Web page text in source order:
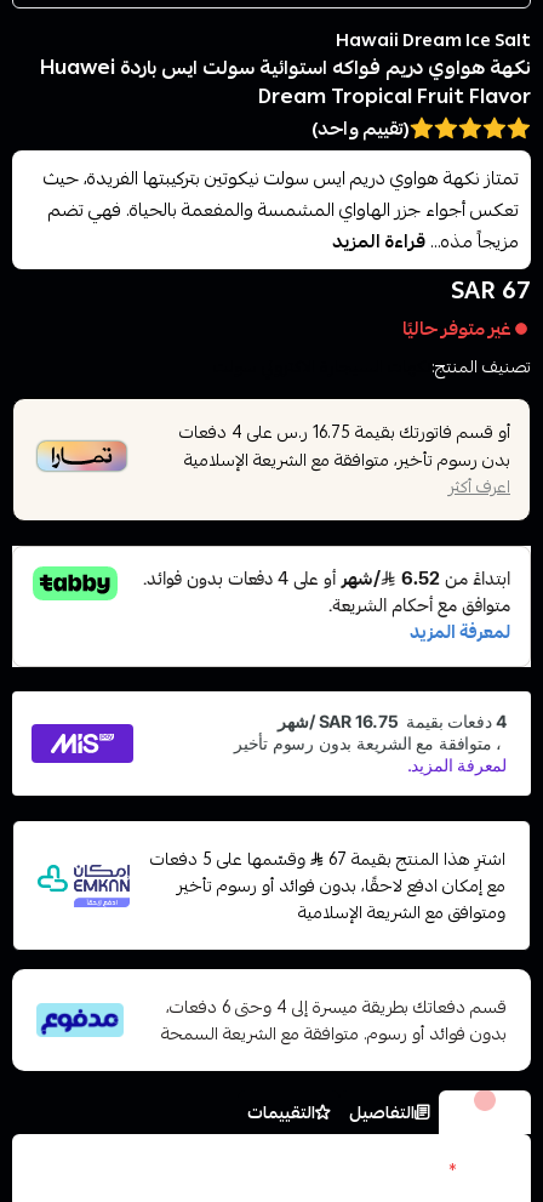
Hawaii Dream Ice Salt
نكهة هواوي دريم فواكه استوائية سولت ايس باردة Huawei
Dream Tropical Fruit Flavor
(تقييم واحد)
تمتاز نكهة هواوي دريم ايس سولت نيكوتين بتركيبتها الفريدة، حيث
تعكس أجواء جزر الهاواي المشمسة والمفعمة بالحياة. فهي تضم
مزيجاً مذه...قراءة المزيد
67 SAR
غير متوفر حاليًا
تصنيف المنتج:
أو قسم فاتورتك بقيمة 16.75 ر.س على4 دفعات
بدون رسوم تأخير، متوافقة مع الشريعة الإسلامية
اعرف أكثر
اشترِ هذا المنتج بقيمة 67
وقسّمها على 5 دفعات
مع إمكان ادفع لاحقًا، بدون فوائد أو رسوم تأخير
ومتوافق مع الشريعة الإسلامية
قسم دفعاتك بطريقة ميسرة إلى 4 وحتى 6 دفعات،
بدون فوائد أو رسوم. متوافقة مع الشريعة السمحة
الخيارات التفاصيل
التقييمات
*